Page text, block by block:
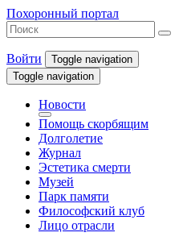
Похоронный портал
Войти
Toggle navigation
Toggle navigation
Новости
Помощь скорбящим
Долголетие
Журнал
Эстетика смерти
Музей
Парк памяти
Философский клуб
Лицо отрасли